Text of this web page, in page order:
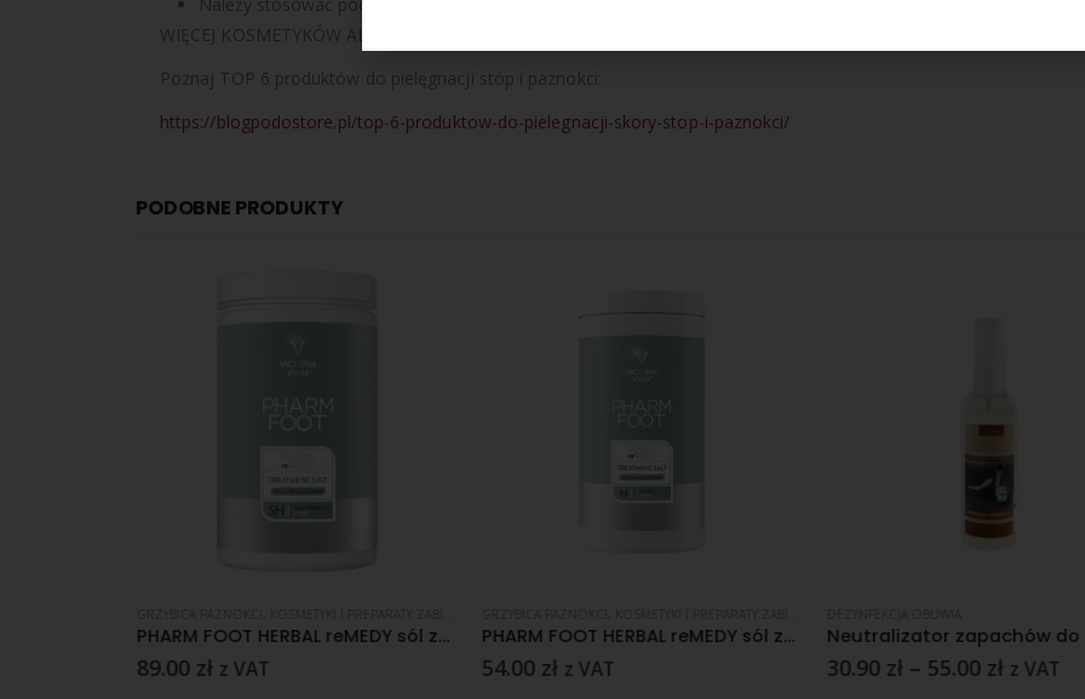
WIĘCEJ KOSMETYKÓW ALLPRESAN ZNAJDZIESZ
Poznaj TOP 6 produktów do pielęgnacji stóp i paznokci:
https://blogpodostore.pl/top-6-produktow-do-pielegnacji-skory-stop-i-paznokci/
PODOBNE PRODUKTY
PHARM FOOT HERBAL reMEDY sól zabiegowa 1250g
89.00 zł z VAT
PHARM FOOT HERBAL reMEDY sól zabiegowa 500g
54.00 zł z VAT 30.90 zł– 55.00 zł z VAT